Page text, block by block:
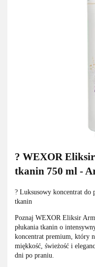
? WEXOR
tkanin 750 ml -
? Luksusowy koncentrat do
tkanin
Poznaj WEXOR Eliksir
płukania tkanin o
koncentrat premium, który
miękkość, świeżość i
dni po praniu.